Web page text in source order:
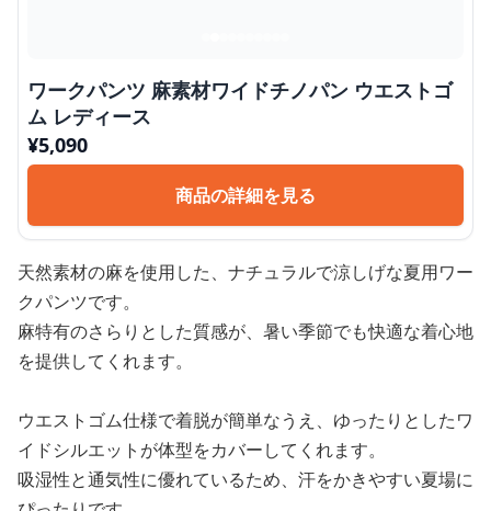
ワークパンツ 麻素材ワイドチノパン ウエストゴ
ム レディース
¥5,090
商品の詳細を見る
天然素材の麻を使用した、ナチュラルで涼しげな夏用ワー
クパンツです。
麻特有のさらりとした質感が、暑い季節でも快適な着心地
を提供してくれます。
ウエストゴム仕様で着脱が簡単なうえ、ゆったりとしたワ
イドシルエットが体型をカバーしてくれます。
吸湿性と通気性に優れているため、汗をかきやすい夏場に